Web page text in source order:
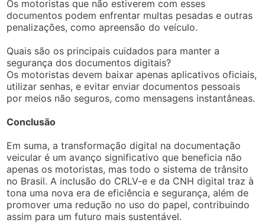
Os motoristas que não estiverem com esses
documentos podem enfrentar multas pesadas e outras
penalizações, como apreensão do veículo.
Quais são os principais cuidados para manter a
segurança dos documentos digitais?
Os motoristas devem baixar apenas aplicativos oficiais,
utilizar senhas, e evitar enviar documentos pessoais
por meios não seguros, como mensagens instantâneas.
Conclusão
Em suma, a transformação digital na documentação
veicular é um avanço significativo que beneficia não
apenas os motoristas, mas todo o sistema de trânsito
no Brasil. A inclusão do CRLV-e e da CNH digital traz à
tona uma nova era de eficiência e segurança, além de
promover uma redução no uso do papel, contribuindo
assim para um futuro mais sustentável.